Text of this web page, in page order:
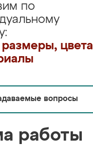
по
цвета
вопросы
работы